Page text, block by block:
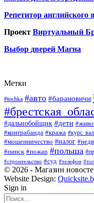
Репетитор английского
Проект Виртуальный
Выбор дверей Магна
Метки
#tochka #авто #барановичи
#дальнобойщик #дети
#контрабанда #кража
#мошенничество #налог
#пинск #пожар #польша
#строительство #суд #телефон
© 2026 - Магазин
Website Design:
Sign in